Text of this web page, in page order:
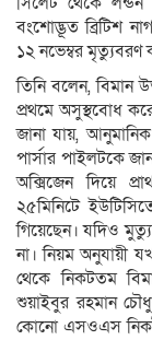
বংশোদ্ভূত ব্রিটিশ
১২ নভেম্বর মৃত্যুবরণ
তিনি বলেন, বিমান
প্রথমে অসুস্থবোধ
জানা যায়,
পার্সার পাইলটকে
অক্সিজেন দিয়ে
২৫মিনিটে
গিয়েছেন। যদিও
না। নিয়ম অনুযায়ী
থেকে নিকটতম
শুয়াইবুর রহমান
কোনো এসওএস